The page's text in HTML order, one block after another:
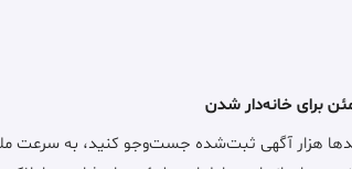
برای خانه‌دار شدن
صدها هزار آگهی ثبت‌شده جست‌وجو کنید، به سرعت